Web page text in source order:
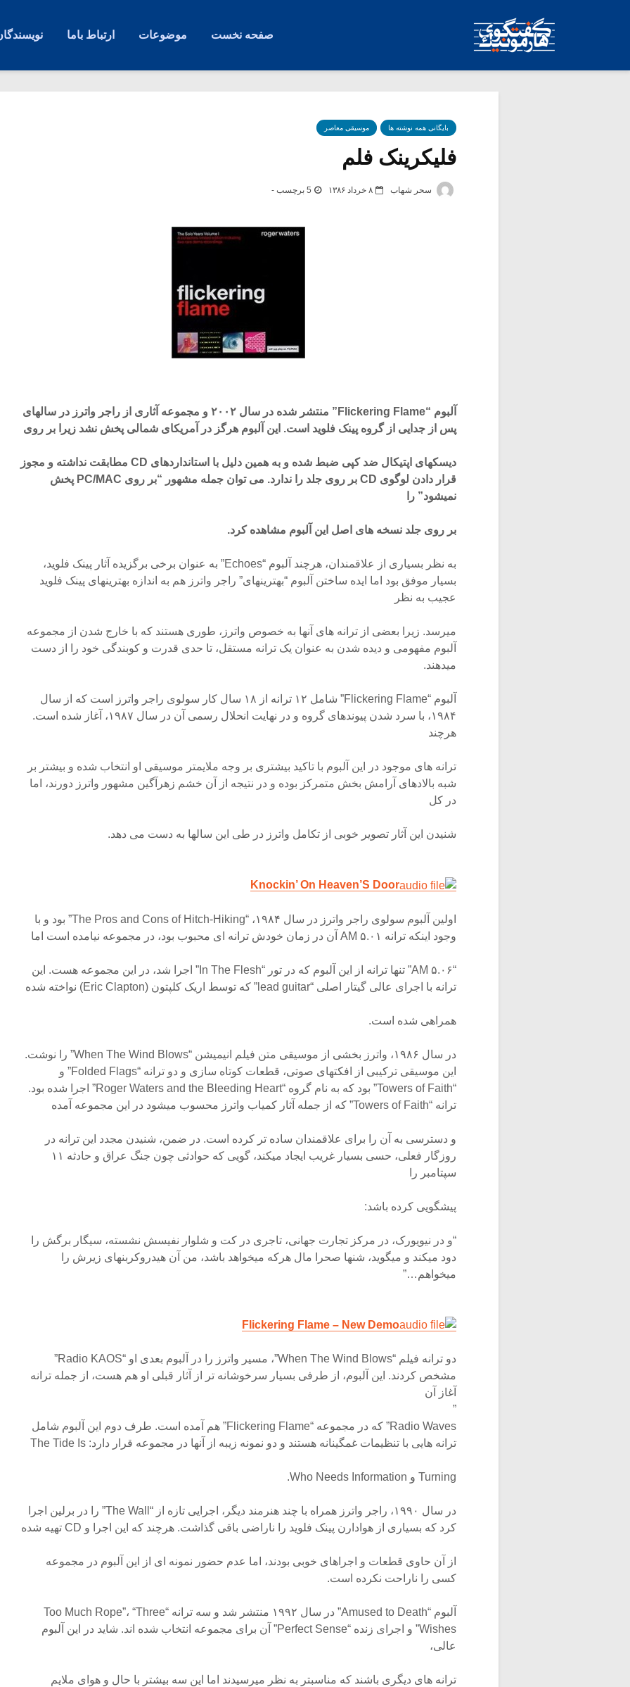
صفحه نخست موضوعات ارتباط باما
بایگانی همه نوشته ها موسیقی معاصر
فلیکرینک فلم
سحر شهاب ۸ خرداد ۱۳۸۶ 5 برچسب -
آلبوم “Flickering Flame” منتشر شده در سال ۲۰۰۲ و مجموعه آثاری از راجر واترز در سالهای
پس از جدایی از گروه پینک فلوید است. این آلبوم هرگز در آمریکای شمالی پخش نشد زیرا بر روی
دیسکهای اپتیکال ضد کپی ضبط شده و به همین دلیل با استانداردهای CD مطابقت نداشته و مجوز
قرار دادن لوگوی CD بر روی جلد را ندارد. می توان جمله مشهور “بر روی PC/MAC پخش
نمیشود” را
بر روی جلد نسخه های اصل این آلبوم مشاهده کرد.
به نظر بسیاری از علاقمندان، هرچند آلبوم “Echoes” به عنوان برخی برگزیده آثار پینک فلوید،
بسیار موفق بود اما ایده ساختن آلبوم “بهترینهای” راجر واترز هم به اندازه بهترینهای پینک فلوید
عجیب به نظر
میرسد. زیرا بعضی از ترانه های آنها به خصوص واترز، طوری هستند که با خارج شدن از مجموعه
آلبوم مفهومی و دیده شدن به عنوان یک ترانه مستقل، تا حدی قدرت و کوبندگی خود را از دست
میدهند.
آلبوم “Flickering Flame” شامل ۱۲ ترانه از ۱۸ سال کار سولوی راجر واترز است که از سال
۱۹۸۴، با سرد شدن پیوندهای گروه و در نهایت انحلال رسمی آن در سال ۱۹۸۷، آغاز شده است.
هرچند
ترانه های موجود در این آلبوم با تاکید بیشتری بر وجه ملایمتر موسیقی او انتخاب شده و بیشتر بر
شبه بالادهای آرامش بخش متمرکز بوده و در نتیجه از آن خشم زهرآگین مشهور واترز دورند، اما
در کل
شنیدن این آثار تصویر خوبی از تکامل واترز در طی این سالها به دست می دهد.
Knockin’ On Heaven’S Door
اولین آلبوم سولوی راجر واترز در سال ۱۹۸۴، “The Pros and Cons of Hitch-Hiking” بود و با
وجود اینکه ترانه ۵.۰۱ AM آن در زمان خودش ترانه ای محبوب بود، در مجموعه نیامده است اما
“۵.۰۶ AM” تنها ترانه از این آلبوم که در تور “In The Flesh” اجرا شد، در این مجموعه هست. این
ترانه با اجرای عالی گیتار اصلی “lead guitar” که توسط اریک کلپتون (Eric Clapton) نواخته شده
همراهی شده است.
در سال ۱۹۸۶، واترز بخشی از موسیقی متن فیلم انیمیشن “When The Wind Blows” را نوشت.
این موسیقی ترکیبی از افکتهای صوتی، قطعات کوتاه سازی و دو ترانه “Folded Flags” و
“Towers of Faith” بود که به نام گروه “Roger Waters and the Bleeding Heart” اجرا شده بود.
ترانه “Towers of Faith” که از جمله آثار کمیاب واترز محسوب میشود در این مجموعه آمده
و دسترسی به آن را برای علاقمندان ساده تر کرده است. در ضمن، شنیدن مجدد این ترانه در
روزگار فعلی، حسی بسیار غریب ایجاد میکند، گویی که حوادثی چون جنگ عراق و حادثه ۱۱
سپتامبر را
پیشگویی کرده باشد:
“و در نیویورک، در مرکز تجارت جهانی، تاجری در کت و شلوار نفیسش نشسته، سیگار برگش را
دود میکند و میگوید، شنها صحرا مال هرکه میخواهد باشد، من آن هیدروکربنهای زیرش را
میخواهم…”
Flickering Flame – New Demo
دو ترانه فیلم “When The Wind Blows”، مسیر واترز را در آلبوم بعدی او “Radio KAOS”
مشخص کردند. این آلبوم، از طرفی بسیار سرخوشانه تر از آثار قبلی او هم هست، از جمله ترانه
آغاز آن
”
Radio Waves” که در مجموعه “Flickering Flame” هم آمده است. طرف دوم این آلبوم شامل
ترانه هایی با تنظیمات غمگینانه هستند و دو نمونه زیبه از آنها در مجموعه قرار دارد: The Tide Is
Turning و Who Needs Information.
در سال ۱۹۹۰، راجر واترز همراه با چند هنرمند دیگر، اجرایی تازه از “The Wall” را در برلین اجرا
کرد که بسیاری از هوادارن پینک فلوید را ناراضی باقی گذاشت. هرچند که این اجرا و CD تهیه شده
از آن حاوی قطعات و اجراهای خوبی بودند، اما عدم حضور نمونه ای از این آلبوم در مجموعه
کسی را ناراحت نکرده است.
آلبوم “Amused to Death” در سال ۱۹۹۲ منتشر شد و سه ترانه “Too Much Rope”، “Three
Wishes” و اجرای زنده “Perfect Sense” آن برای مجموعه انتخاب شده اند. شاید در این آلبوم
عالی،
ترانه های دیگری باشند که مناسبتر به نظر میرسیدند اما این سه بیشتر با حال و هوای ملایم